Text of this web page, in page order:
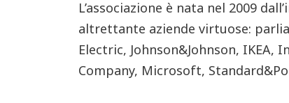
L’associazione è nata nel 2009
altrettante aziende virtuose:
Electric, Johnson&Johnson, IKEA,
Company, Microsoft,